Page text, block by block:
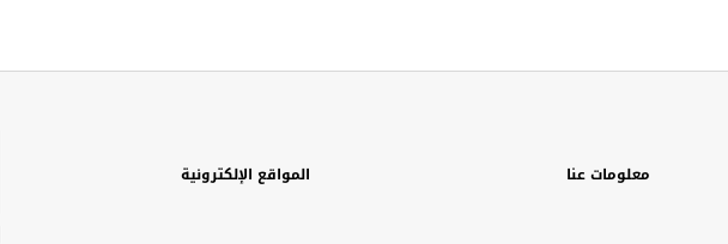
معلومات عنا المواقع الإلكترونية